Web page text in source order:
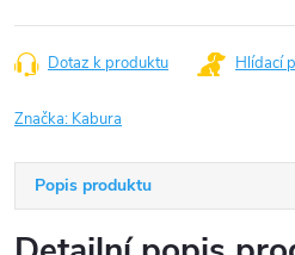
Dotaz k produktu Hlídací
Značka: Kabura
Popis produktu